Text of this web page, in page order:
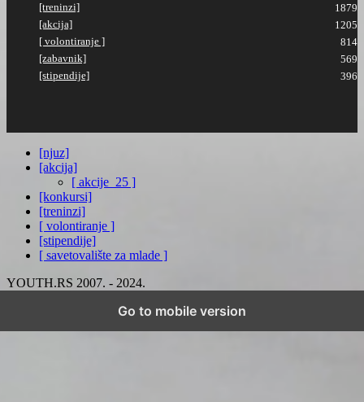
[treninzi]
1879
[akcija]
1205
[ volontiranje ]
814
[zabavnik]
569
[stipendije]
396
[njuz]
[akcija]
[ akcije_25 ]
[konkursi]
[treninzi]
[ volontiranje ]
[stipendije]
[ savetovalište za mlade ]
YOUTH.RS 2007. - 2024.
Go to mobile version